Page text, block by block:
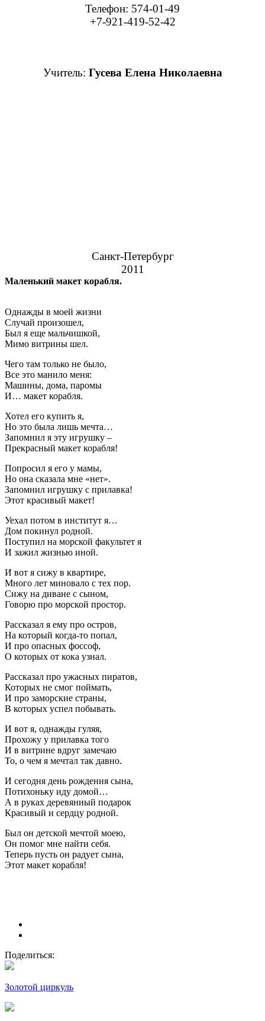
Телефон: 574-01-49
+7-921-419-52-42
Учитель: Гусева Елена Николаевна
Санкт-Петербург
2011
Маленький макет корабля.
Однажды в моей жизни
Случай произошел,
Был я еще мальчишкой,
Мимо витрины шел.
Чего там только не было,
Все это манило меня:
Машины, дома, паромы
И… макет корабля.
Хотел его купить я,
Но это была лишь мечта…
Запомнил я эту игрушку –
Прекрасный макет корабля!
Попросил я его у мамы,
Но она сказала мне «нет».
Запомнил игрушку с прилавка!
Этот красивый макет!
Уехал потом в институт я…
Дом покинул родной.
Поступил на морской факультет я
И зажил жизнью иной.
И вот я сижу в квартире,
Много лет миновало с тех пор.
Сижу на диване с сыном,
Говорю про морской простор.
Рассказал я ему про остров,
На который когда-то попал,
И про опасных фоссоф,
О которых от кока узнал.
Рассказал про ужасных пиратов,
Которых не смог поймать,
И про заморские страны,
В которых успел побывать.
И вот я, однажды гуляя,
Прохожу у прилавка того
И в витрине вдруг замечаю
То, о чем я мечтал так давно.
И сегодня день рождения сына,
Потихоньку иду домой…
А в руках деревянный подарок
Красивый и сердцу родной.
Был он детской мечтой моею,
Он помог мне найти себя.
Теперь пусть он радует сына,
Этот макет корабля!
Поделиться:
Золотой циркуль